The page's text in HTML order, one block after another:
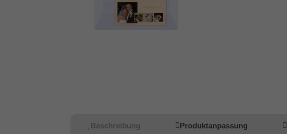
Beschreibung Produktanpassung